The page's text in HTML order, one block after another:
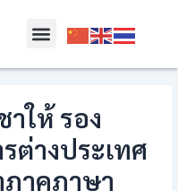
Menu
ให้ รอง
ต่างประเทศ
าคภาษา